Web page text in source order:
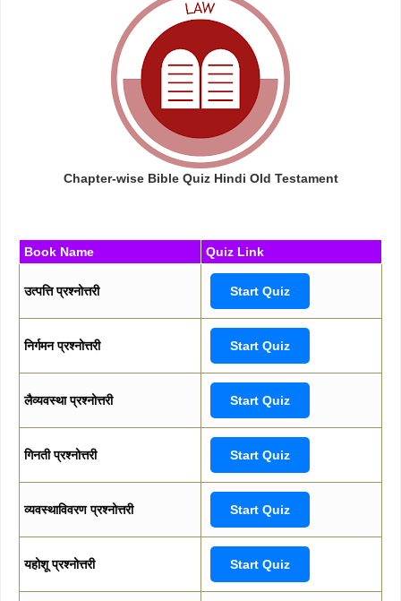
Chapter-wise Bible Quiz Hindi Old Testament
Book Name Quiz Link
उत्पत्ति प्रश्नोत्तरी Start Quiz
निर्गमन प्रश्नोत्तरी Start Quiz
लैव्यवस्था प्रश्नोत्तरी Start Quiz
गिनती प्रश्नोत्तरी Start Quiz
व्यवस्थाविवरण प्रश्नोत्तरी Start Quiz
यहोशू प्रश्नोत्तरी Start Quiz